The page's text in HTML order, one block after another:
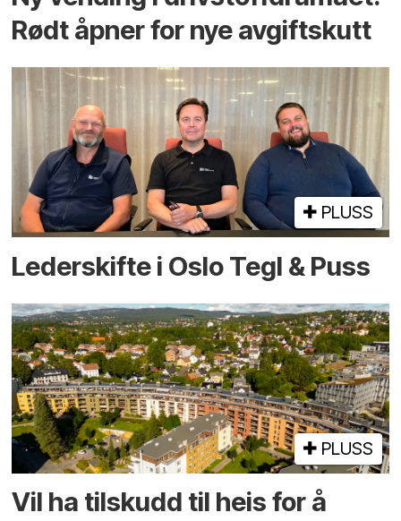
Rødt åpner for nye avgiftskutt
PLUSS
Lederskifte i Oslo Tegl & Puss
PLUSS
Vil ha tilskudd til heis for å